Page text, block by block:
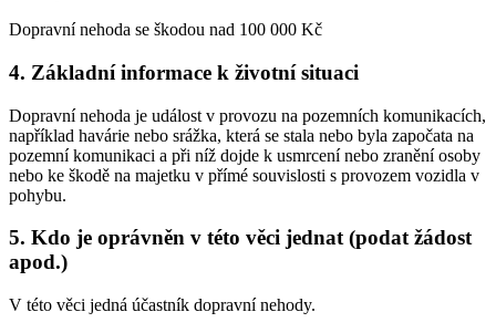
Dopravní nehoda se škodou nad 100 000 Kč
4. Základní informace k životní situaci
Dopravní nehoda je událost v provozu na pozemních komunikacích,
například havárie nebo srážka, která se stala nebo byla započata na
pozemní komunikaci a při níž dojde k usmrcení nebo zranění osoby
nebo ke škodě na majetku v přímé souvislosti s provozem vozidla v
pohybu.
5. Kdo je oprávněn v této věci jednat (podat žádost
apod.)
V této věci jedná účastník dopravní nehody.